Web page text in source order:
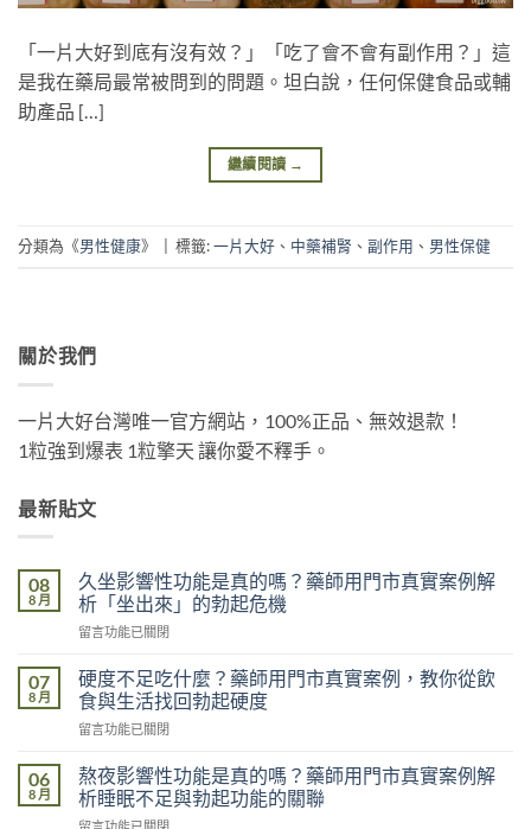
「一片大好到底有沒有效？」「吃了會不會有副作用？」這
是我在藥局最常被問到的問題。坦白說，任何保健食品或輔
助產品 […]
繼續閱讀 →
分類為《男性健康》 標籤:一片大好 、 中藥補腎 、 副作用 、 男性保健
關於我們
一片大好台灣唯一官方網站，100%正品、無效退款！
1粒強到爆表 1粒擎天 讓你愛不釋手。
最新貼文
08
8 月
久坐影響性功能是真的嗎？藥師用門市真實案例解
析「坐出來」的勃起危機
在
坐
影
響
性
能
是
真
留言功能已關閉
07
8 月
硬度不足吃什麼？藥師用門市真實案例，教你從飲
食與生活找回勃起硬度
在
度
不
足
留言功能已關閉
06
8 月
熬夜影響性功能是真的嗎？藥師用門市真實案例解
析睡眠不足與勃起功能的關聯
在